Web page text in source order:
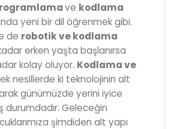
ve kodlama
yeni bir dil öğrenmek gibi.
de robotik ve kodlama
erken yaşta başlanırsa
kolay oluyor. Kodlama ve
nesillerde ki teknolojinin alt
günümüzde yerini iyice
durumdadır. Geleceğin
şimdiden alt yapı